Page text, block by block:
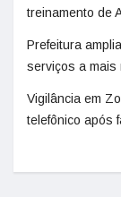
treinamento de
Prefeitura
serviços a mais
Vigilância em
telefônico após